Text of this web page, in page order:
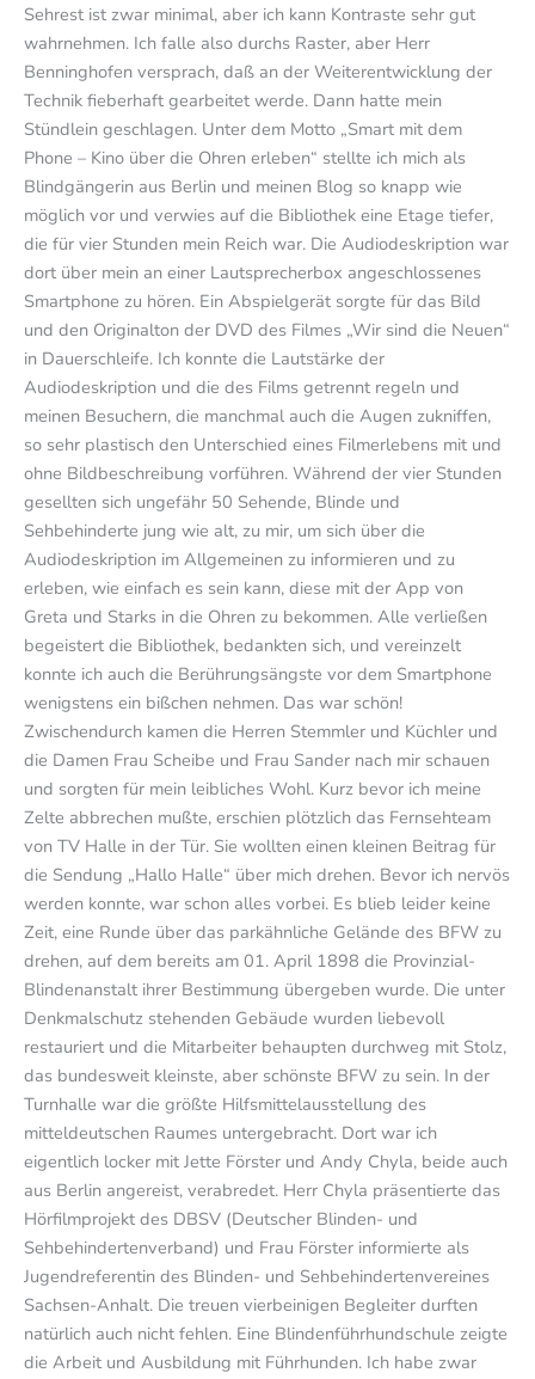
Sehrest ist zwar minimal, aber ich kann Kontraste sehr gut
wahrnehmen. Ich falle also durchs Raster, aber Herr
Benninghofen versprach, daß an der Weiterentwicklung der
Technik fieberhaft gearbeitet werde. Dann hatte mein
Stündlein geschlagen. Unter dem Motto „Smart mit dem
Phone – Kino über die Ohren erleben“ stellte ich mich als
Blindgängerin aus Berlin und meinen Blog so knapp wie
möglich vor und verwies auf die Bibliothek eine Etage tiefer,
die für vier Stunden mein Reich war. Die Audiodeskription war
dort über mein an einer Lautsprecherbox angeschlossenes
Smartphone zu hören. Ein Abspielgerät sorgte für das Bild
und den Originalton der DVD des Filmes „Wir sind die Neuen“
in Dauerschleife. Ich konnte die Lautstärke der
Audiodeskription und die des Films getrennt regeln und
meinen Besuchern, die manchmal auch die Augen zukniffen,
so sehr plastisch den Unterschied eines Filmerlebens mit und
ohne Bildbeschreibung vorführen. Während der vier Stunden
gesellten sich ungefähr 50 Sehende, Blinde und
Sehbehinderte jung wie alt, zu mir, um sich über die
Audiodeskription im Allgemeinen zu informieren und zu
erleben, wie einfach es sein kann, diese mit der App von
Greta und Starks in die Ohren zu bekommen. Alle verließen
begeistert die Bibliothek, bedankten sich, und vereinzelt
konnte ich auch die Berührungsängste vor dem Smartphone
wenigstens ein bißchen nehmen. Das war schön!
Zwischendurch kamen die Herren Stemmler und Küchler und
die Damen Frau Scheibe und Frau Sander nach mir schauen
und sorgten für mein leibliches Wohl. Kurz bevor ich meine
Zelte abbrechen mußte, erschien plötzlich das Fernsehteam
von TV Halle in der Tür. Sie wollten einen kleinen Beitrag für
die Sendung „Hallo Halle“ über mich drehen. Bevor ich nervös
werden konnte, war schon alles vorbei. Es blieb leider keine
Zeit, eine Runde über das parkähnliche Gelände des BFW zu
drehen, auf dem bereits am 01. April 1898 die Provinzial-
Blindenanstalt ihrer Bestimmung übergeben wurde. Die unter
Denkmalschutz stehenden Gebäude wurden liebevoll
restauriert und die Mitarbeiter behaupten durchweg mit Stolz,
das bundesweit kleinste, aber schönste BFW zu sein. In der
Turnhalle war die größte Hilfsmittelausstellung des
mitteldeutschen Raumes untergebracht. Dort war ich
eigentlich locker mit Jette Förster und Andy Chyla, beide auch
aus Berlin angereist, verabredet. Herr Chyla präsentierte das
Hörfilmprojekt des DBSV (Deutscher Blinden- und
Sehbehindertenverband) und Frau Förster informierte als
Jugendreferentin des Blinden- und Sehbehindertenvereines
Sachsen-Anhalt. Die treuen vierbeinigen Begleiter durften
natürlich auch nicht fehlen. Eine Blindenführhundschule zeigte
die Arbeit und Ausbildung mit Führhunden. Ich habe zwar